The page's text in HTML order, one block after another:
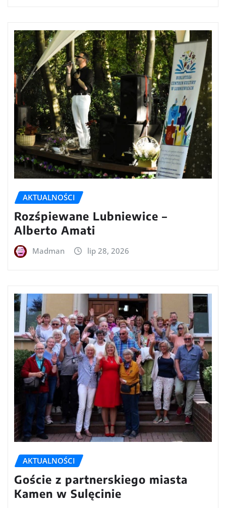
AKTUALNOŚCI
Rozśpiewane Lubniewice –
Alberto Amati
Madman lip 28, 2026
AKTUALNOŚCI
Goście z partnerskiego miasta
Kamen w Sulęcinie